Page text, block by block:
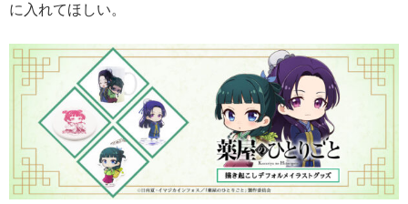
に入れてほしい。